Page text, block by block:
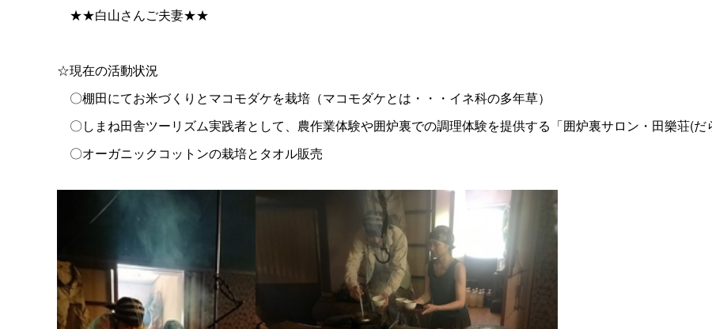
★★白山さんご夫妻★★
☆現在の活動状況
〇棚田にてお米づくりとマコモダケを栽培（マコモダケとは・・・イネ科の多年草）
〇しまね田舎ツーリズム実践者として、農作業体験や囲炉裏での調理体験を提供する「囲炉裏サロン・田樂荘(だ
〇オーガニックコットンの栽培とタオル販売